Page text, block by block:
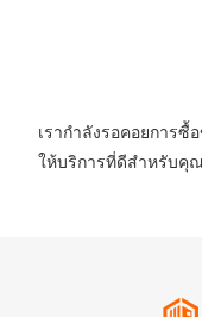
เรากำลังรอคอยการซื้
ให้บริการที่ดีสำหรับคุ